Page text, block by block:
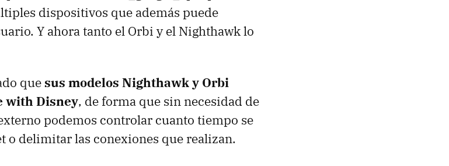
dispositivos que además puede
Y ahora tanto el Orbi y el Nighthawk lo
quesus modelos Nighthawk y Orbi
with Disney, de forma que sin necesidad de
podemos controlar cuanto tiempo se
o delimitar las conexiones que realizan.